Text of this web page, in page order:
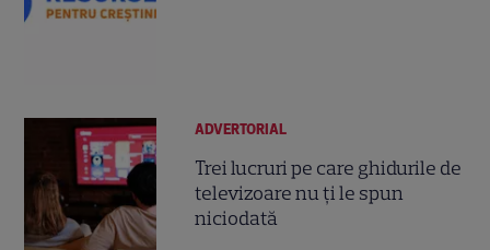
ADVERTORIAL
Trei lucruri pe care ghidurile de
televizoare nu ți le spun
niciodată